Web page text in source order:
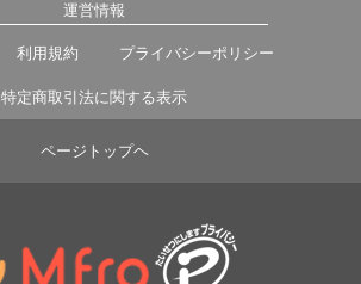
運営情報
利用規約 プライバシーポリシー
特定商取引法に関する表示
ページトップヘ